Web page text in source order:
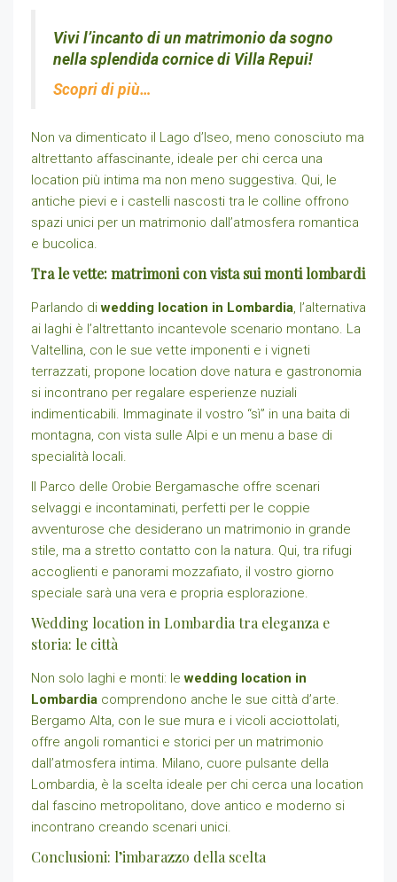
Vivi l’incanto di un matrimonio da sogno
nella splendida cornice di Villa Repui!
Scopri di più…
Non va dimenticato il Lago d’Iseo, meno conosciuto ma
altrettanto affascinante, ideale per chi cerca una
location più intima ma non meno suggestiva. Qui, le
antiche pievi e i castelli nascosti tra le colline offrono
spazi unici per un matrimonio dall’atmosfera romantica
e bucolica.
Tra le vette: matrimoni con vista sui monti lombardi
Parlando diwedding location in Lombardia, l’alternativa
ai laghi è l’altrettanto incantevole scenario montano. La
Valtellina, con le sue vette imponenti e i vigneti
terrazzati, propone location dove natura e gastronomia
si incontrano per regalare esperienze nuziali
indimenticabili. Immaginate il vostro “sì” in una baita di
montagna, con vista sulle Alpi e un menu a base di
specialità locali.
Il Parco delle Orobie Bergamasche offre scenari
selvaggi e incontaminati, perfetti per le coppie
avventurose che desiderano un matrimonio in grande
stile, ma a stretto contatto con la natura. Qui, tra rifugi
accoglienti e panorami mozzafiato, il vostro giorno
speciale sarà una vera e propria esplorazione.
Wedding location in Lombardia tra eleganza e
storia: le città
Non solo laghi e monti: lewedding location in
Lombardia comprendono anche le sue città d’arte.
Bergamo Alta, con le sue mura e i vicoli acciottolati,
offre angoli romantici e storici per un matrimonio
dall’atmosfera intima. Milano, cuore pulsante della
Lombardia, è la scelta ideale per chi cerca una location
dal fascino metropolitano, dove antico e moderno si
incontrano creando scenari unici.
Conclusioni: l’imbarazzo della scelta